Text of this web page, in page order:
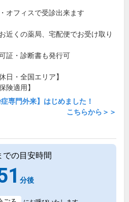
オフィスで受診出来ます
近くの薬局、宅配便でお受け取り
証・診断書も発行可
日・全国エリア】
険適用】
専門外来】はじめました！
こちらから＞＞
での目安時間
分後